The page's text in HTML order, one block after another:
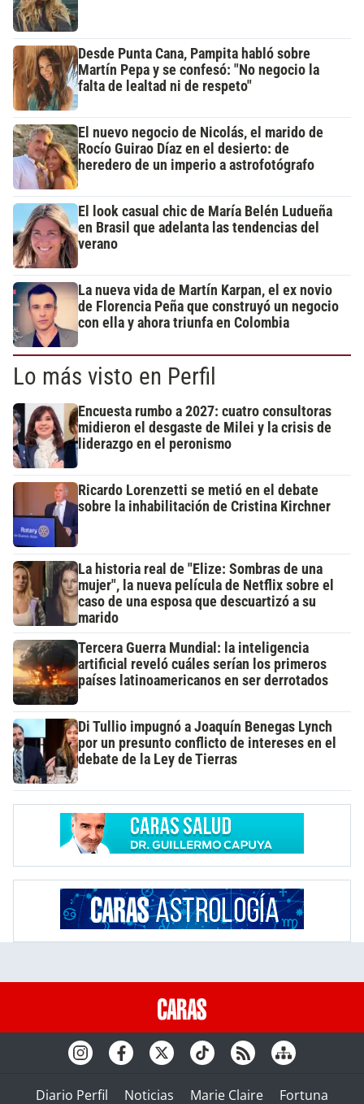
Desde Punta Cana, Pampita habló sobre
Martín Pepa y se confesó: "No negocio la
falta de lealtad ni de respeto"
El nuevo negocio de Nicolás, el marido de
Rocío Guirao Díaz en el desierto: de
heredero de un imperio a astrofotógrafo
El look casual chic de María Belén Ludueña
en Brasil que adelanta las tendencias del
verano
La nueva vida de Martín Karpan, el ex novio
de Florencia Peña que construyó un negocio
con ella y ahora triunfa en Colombia
Lo más visto en Perfil
Encuesta rumbo a 2027: cuatro consultoras
midieron el desgaste de Milei y la crisis de
liderazgo en el peronismo
Ricardo Lorenzetti se metió en el debate
sobre la inhabilitación de Cristina Kirchner
La historia real de "Elize: Sombras de una
mujer", la nueva película de Netflix sobre el
caso de una esposa que descuartizó a su
marido
Tercera Guerra Mundial: la inteligencia
artificial reveló cuáles serían los primeros
países latinoamericanos en ser derrotados
Di Tullio impugnó a Joaquín Benegas Lynch
por un presunto conflicto de intereses en el
debate de la Ley de Tierras
Diario Perfil Noticias Marie Claire Fortuna